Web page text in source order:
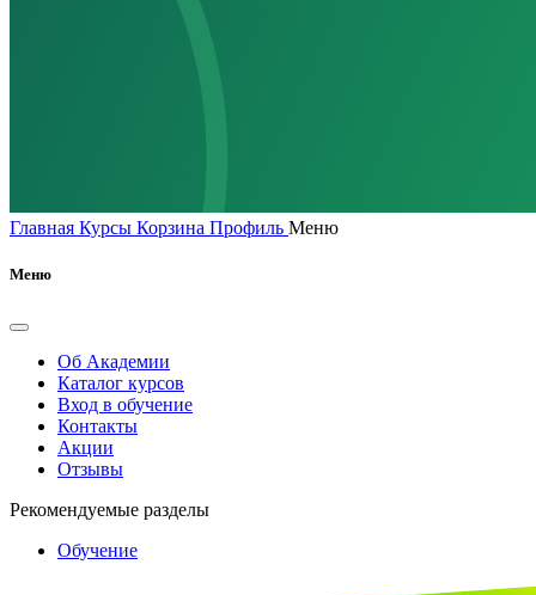
Главная Курсы Корзина Профиль Меню
Меню
Об Академии
Каталог курсов
Вход в обучение
Контакты
Акции
Отзывы
Рекомендуемые разделы
Обучение